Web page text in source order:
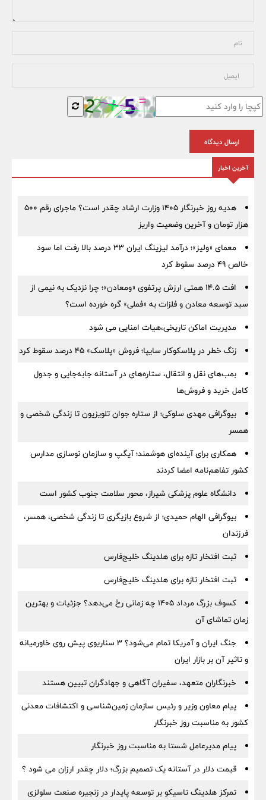
ارسال دیدگاه
آخرین اخبار
هدیه روز خبرنگار ۱۴۰۵ وزارت ارشاد چقدر است؟ ماجرای رقم ۵۰۰
هزار تومان و آخرین وضعیت واریز
معمای «ولیز»؛ درآمد لیزینگ ایران ۳۳ درصد بالا رفت اما سود
خالص ۴۹ درصد سقوط کرد
افت ۱۴.۵ همتی ارزش پرتفوی «ومعادن»؛ چرا نزدیک به نیمی از
سبد توسعه معادن و فلزات به «فملی» گره خورده است؟
مدیریت اماکن تاریخی،هیات امنایی می شود
زنگ خطر در پلاسکوکار سایپا؛ فروش «پلاسک» ۴۵ درصد سقوط کرد
بمب‌های نقل و انتقال، ستاره‌های در آستانه جابه‌جایی و جدول
کامل خرید و فروش‌ها
بیوگرافی مهدی سلوکی؛ از ستاره جوان تلویزیون تا زندگی شخصی و
همسر
همکاری برای آینده‌ای هوشمند؛ آیگپ و سازمان نوسازی مدارس
کشور تفاهم‌نامه امضا کردند
دانشگاه علوم پزشکی شیراز، محور سلامت جنوب کشور است
بیوگرافی الهام حمیدی؛ از شروع بازیگری تا زندگی شخصی، همسر،
فرزندان
ثبت افتخار تازه برای هلدینگ خلیج‌فارس
ثبت افتخار تازه برای هلدینگ خلیج‌فارس
کسوف بزرگ مرداد ۱۴۰۵ چه زمانی رخ می‌دهد؟ جزئیات و بهترین
زمان تماشای آن
جنگ ایران و آمریکا تمام می‌شود؟ ۳ سناریوی پیش روی خاورمیانه
و تاثیر آن بر بازار ایران
خبرنگاران متعهد، سفیران آگاهی و جهادگران تبیین هستند
پیام معاون وزیر و رئیس سازمان زمین‌شناسی و اکتشافات معدنی
کشور به مناسبت روز خبرنگار
پیام مدیرعامل شستا به مناسبت روز خبرنگار
قیمت دلار در آستانه یک تصمیم بزرگ؛ دلار چقدر ارزان می شود ؟
تمرکز هلدینگ تاسیکو بر توسعه پایدار در زنجیره صنعت سلولزی